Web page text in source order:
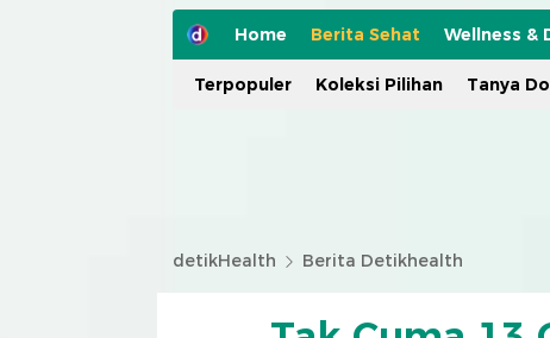
Home Berita Sehat Wellness &
Terpopuler Koleksi Pilihan Tanya
detikHealth Berita Detikhealth